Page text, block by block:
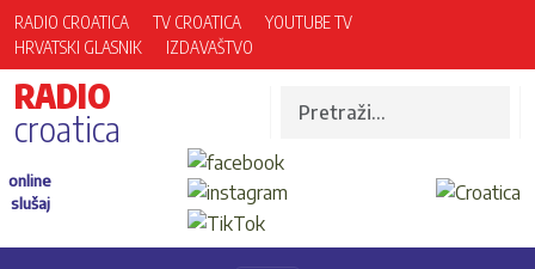
RADIO CROATICA TV CROATICA
YOUTUBE TV
HRVATSKI GLASNIK
IZDAVAŠTVO
RADIO
croatica
online
slušaj